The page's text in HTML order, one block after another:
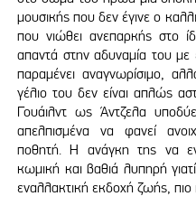
μουσικής που δεν έγινε ο
που νιώθει ανεπαρκής στο
απαντά στην αδυναμία του με
παραμένει αναγνωρίσιμο,
γέλιο του δεν είναι απλώς
Γουάιλντ ως Άντζελα
απελπισμένα να φανεί
ποθητή. Η ανάγκη της να
κωμική και βαθιά λυπηρή
εναλλακτική εκδοχή ζωής,